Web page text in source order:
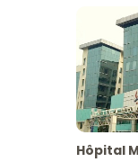
Hôpital